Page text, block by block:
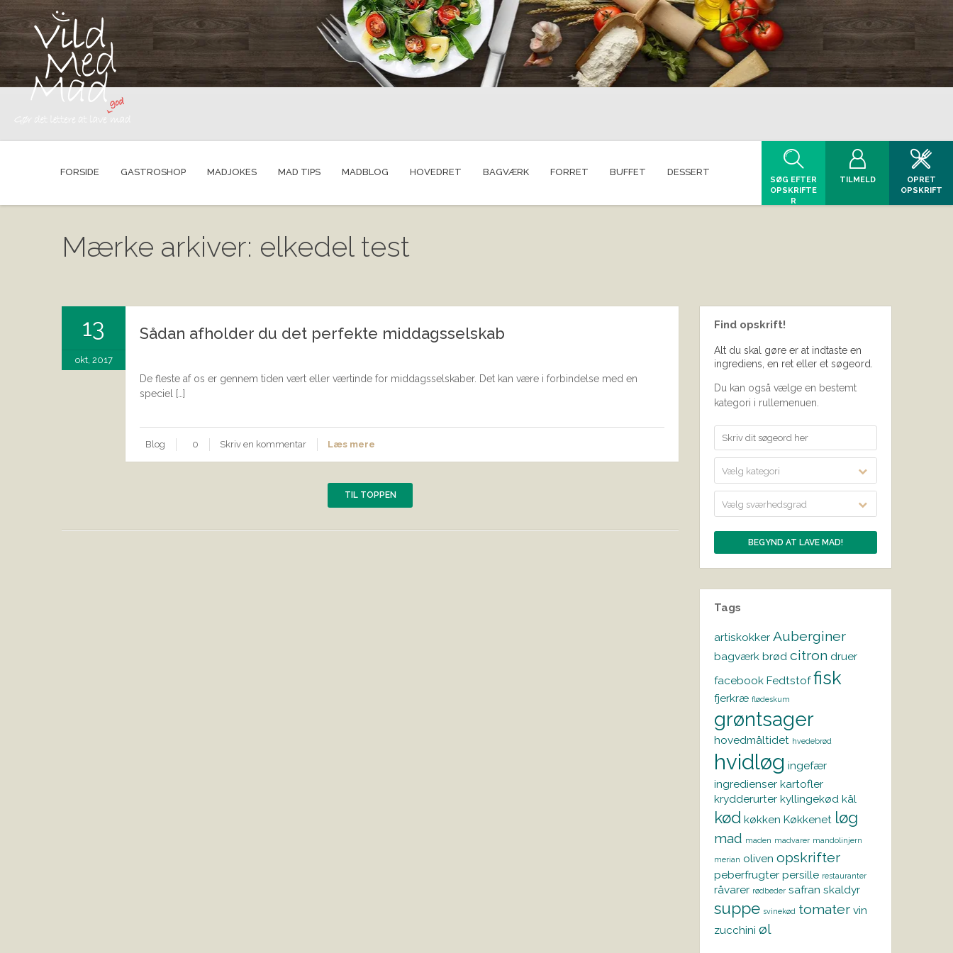
FORSIDE GASTROSHOP MADJOKES MAD TIPS MADBLOG HOVEDRET BAGVÆRK FORRET BUFFET DESSERT
SØG EFTER
OPSKRIFTE
R
TILMELD
OPRET
OPSKRIFT
Mærke arkiver: elkedel test
13
okt, 2017
Sådan afholder du det perfekte middagsselskab
De fleste af os er gennem tiden vært eller værtinde for middagsselskaber. Det kan være i forbindelse med en
speciel […]
Blog 0 Skriv en kommentar Læs mere
TIL TOPPEN
Find opskrift!
Alt du skal gøre er at indtaste en
ingrediens, en ret eller et søgeord.
Du kan også vælge en bestemt
kategori i rullemenuen.
Vælg kategori
Vælg sværhedsgrad
Tags
artiskokker Auberginer
bagværk brød citron druer
facebook Fedtstof fisk
fjerkræ flødeskum
grøntsager
hovedmåltidet hvedebrød
hvidløg ingefær
ingredienser kartofler
krydderurter kyllingekød kål
kød køkken Køkkenet løg
mad maden madvarer mandolinjern
merian oliven opskrifter
peberfrugter persille restauranter
råvarer rødbeder safran skaldyr
suppe svinekød tomater vin
zucchini øl